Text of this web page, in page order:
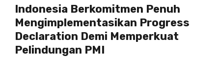
Indonesia Berkomitmen Penuh
Mengimplementasikan Progress
Declaration Demi Memperkuat
Pelindungan PMI